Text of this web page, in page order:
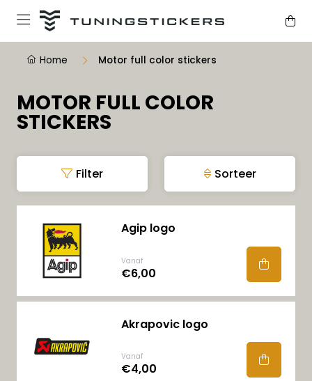
Home Motor full color stickers
MOTOR FULL COLOR
STICKERS
Filter Sorteer
Agip logo
Vanaf
€6,00
Akrapovic logo
Vanaf
€4,00